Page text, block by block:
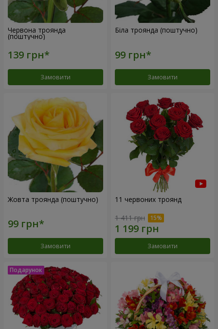
Червона троянда
(поштучно)
Замовити
Біла троянда (поштучно)
Замовити
Жовта троянда (поштучно)
Замовити
11 червоних троянд
1 411 грн
Замовити